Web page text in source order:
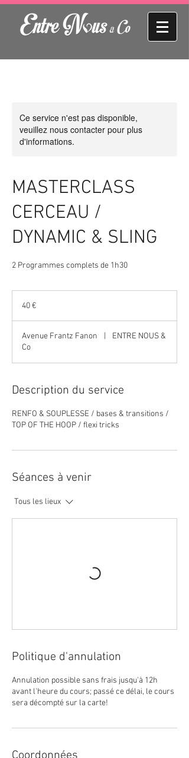
Ce service n'est pas disponible,
veuillez nous contacter pour plus
d'informations.
MASTERCLASS
CERCEAU /
DYNAMIC & SLING
2 Programmes complets de 1h30
40 €
Avenue Frantz Fanon
ENTRE NOUS &
Co
Description du service
RENFO & SOUPLESSE / bases & transitions /
TOP OF THE HOOP / flexi tricks
Séances à venir
Tous les lieux
Politique d'annulation
Annulation possible sans frais jusqu'à 12h
avant l'heure du cours; passé ce délai, le cours
sera décompté sur la carte!